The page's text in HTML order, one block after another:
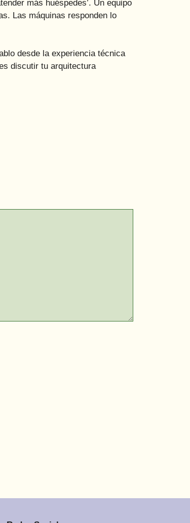
más huéspedes’. Un equipo
Las máquinas responden lo
desde la experiencia técnica
discutir tu arquitectura